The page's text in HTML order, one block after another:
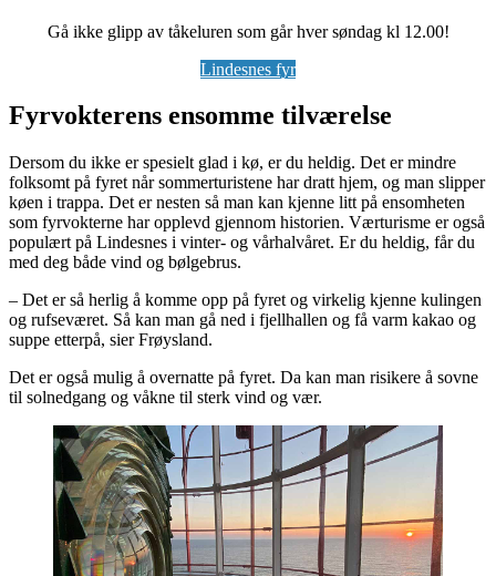
Gå ikke glipp av tåkeluren som går hver søndag kl 12.00!
Lindesnes fyr
Fyrvokterens ensomme tilværelse
Dersom du ikke er spesielt glad i kø, er du heldig. Det er mindre
folksomt på fyret når sommerturistene har dratt hjem, og man slipper
køen i trappa. Det er nesten så man kan kjenne litt på ensomheten
som fyrvokterne har opplevd gjennom historien. Værturisme er også
populært på Lindesnes i vinter- og vårhalvåret. Er du heldig, får du
med deg både vind og bølgebrus.
– Det er så herlig å komme opp på fyret og virkelig kjenne kulingen
og rufseværet. Så kan man gå ned i fjellhallen og få varm kakao og
suppe etterpå, sier Frøysland.
Det er også mulig å overnatte på fyret. Da kan man risikere å sovne
til solnedgang og våkne til sterk vind og vær.